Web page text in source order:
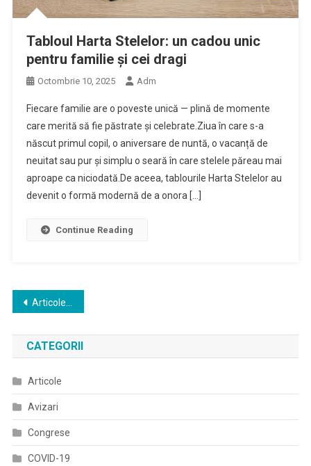
Tabloul Harta Stelelor: un cadou unic
pentru familie și cei dragi
Octombrie 10, 2025 Adm
Fiecare familie are o poveste unică — plină de momente
care merită să fie păstrate și celebrate.Ziua în care s-a
născut primul copil, o aniversare de nuntă, o vacanță de
neuitat sau pur și simplu o seară în care stelele păreau mai
aproape ca niciodată.De aceea, tablourile Harta Stelelor au
devenit o formă modernă de a onora […]
Continue Reading
Navigare
în
articole
Articole mai vechi
CATEGORII
Articole
Avizari
Congrese
COVID-19